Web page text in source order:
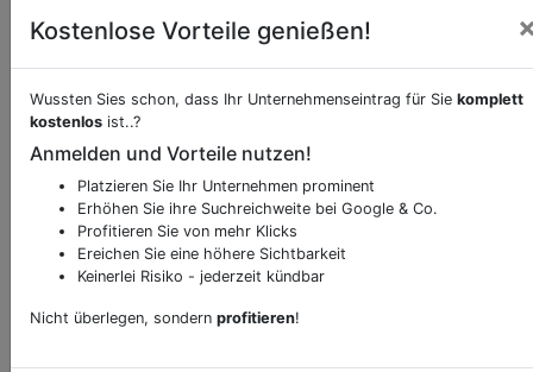
Beschreibung & Services von
Sie möchten eine Beschreibung, Dienstleistung
oder andere relevante Informationen hinzufügen?
Klicken Sie bittehierum uns zu kontaktieren.
Gerne erweitern wir Ihren Firmeneintrag um
Sonderangebote odere besondere Services, die
Ihr Unternehmen anbietet und womit Sie sich von
Kostenlose Vorteile genießen!
Wussten Sies schon, dass Ihr Unternehmenseintrag für Sie komplett
kostenlos ist..?
Anmelden und Vorteile nutzen!
Platzieren Sie Ihr Unternehmen prominent
Erhöhen Sie ihre Suchreichweite bei Google & Co.
Profitieren Sie von mehr Klicks
Ereichen Sie eine höhere Sichtbarkeit
Keinerlei Risiko - jederzeit kündbar
Nicht überlegen, sondern profitieren!